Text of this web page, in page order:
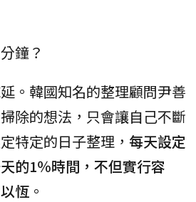
鐘？
。韓國知名的整理顧問尹善
除的想法，只會讓自己不斷
特定的日子整理， 每天設定
的1％時間，不但實行容
恆 。